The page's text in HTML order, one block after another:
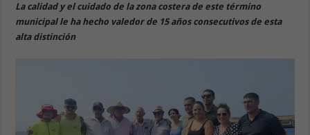
La calidad y el cuidado de la zona costera de este término
municipal le ha hecho valedor de 15 años consecutivos de esta
alta distinción